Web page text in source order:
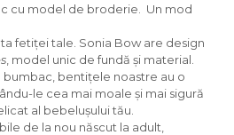
cu model de broderie. Un mod
fetiței tale. Sonia Bow are design
, model unic de fundă și material.
bumbac, bentițele noastre au o
le cea mai moale și mai sigură
al bebelușului tău.
de la nou născut la adult,